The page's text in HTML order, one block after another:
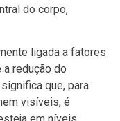
do corpo,
ligada a fatores
a redução do
que, para
visíveis, é